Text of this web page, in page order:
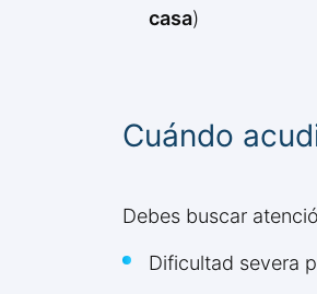
casa)
Cuándo
Debes buscar
Dificultad severa